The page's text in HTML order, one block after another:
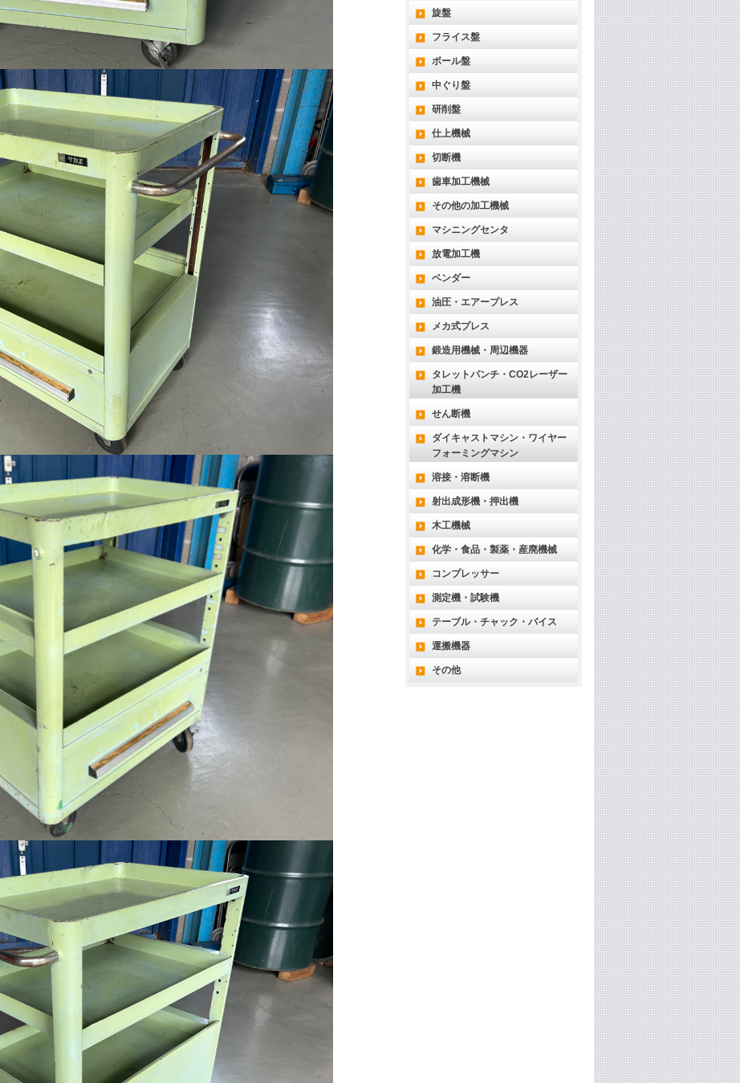
旋盤
フライス盤
ボール盤
中ぐり盤
研削盤
仕上機械
切断機
歯車加工機械
その他の加工機械
マシニングセンタ
放電加工機
ベンダー
油圧・エアープレス
メカ式プレス
鍛造用機械・周辺機器
タレットパンチ・CO2レーザー
加工機
せん断機
ダイキャストマシン・ワイヤー
フォーミングマシン
溶接・溶断機
射出成形機・押出機
木工機械
化学・食品・製薬・産廃機械
コンプレッサー
測定機・試験機
テーブル・チャック・バイス
運搬機器
その他